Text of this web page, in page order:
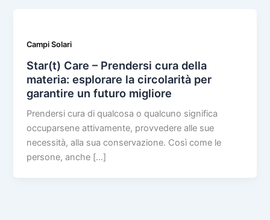
Campi Solari
Star(t) Care – Prendersi cura della
materia: esplorare la circolarità per
garantire un futuro migliore
Prendersi cura di qualcosa o qualcuno significa
occuparsene attivamente, provvedere alle sue
necessità, alla sua conservazione. Così come le
persone, anche […]